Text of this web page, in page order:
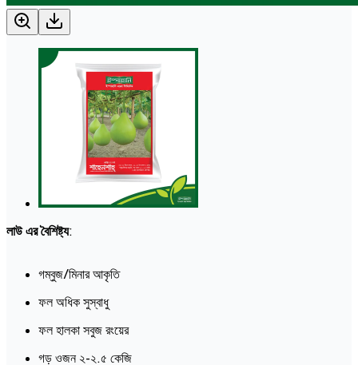
লাউ এর বৈশিষ্ট্য:
গম্বুজ/মিনার আকৃতি
ফল অধিক সুস্বাধু
ফল হালকা সবুজ রংয়ের
গড় ওজন ২-২.৫ কেজি